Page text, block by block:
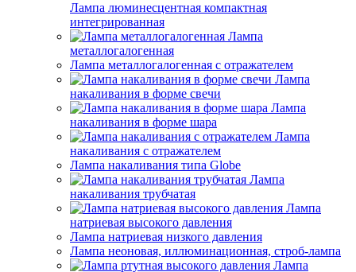
Лампа люминесцентная компактная
интегрированная
Лампа
металлогалогенная
Лампа металлогалогенная с отражателем
Лампа
накаливания в форме свечи
Лампа
накаливания в форме шара
Лампа
накаливания с отражателем
Лампа накаливания типа Globe
Лампа
накаливания трубчатая
Лампа
натриевая высокого давления
Лампа натриевая низкого давления
Лампа неоновая, иллюминационная, строб-лампа
Лампа